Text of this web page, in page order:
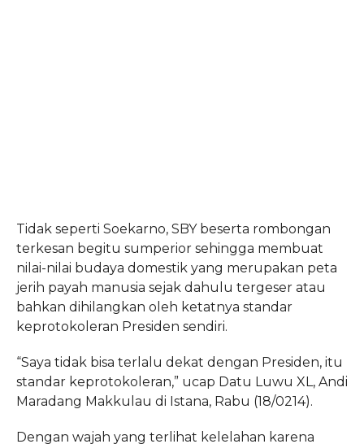
Tidak seperti Soekarno, SBY beserta rombongan
terkesan begitu sumperior sehingga membuat
nilai-nilai budaya domestik yang merupakan peta
jerih payah manusia sejak dahulu tergeser atau
bahkan dihilangkan oleh ketatnya standar
keprotokoleran Presiden sendiri.
“Saya tidak bisa terlalu dekat dengan Presiden, itu
standar keprotokoleran,” ucap Datu Luwu XL, Andi
Maradang Makkulau di Istana, Rabu (18/0214).
Dengan wajah yang terlihat kelelahan karena